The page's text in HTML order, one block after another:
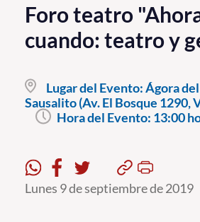
PUCV Internacional
Vinculación con el Medio
Admisión
Pregrado
Formación Continua
Foro teatro
cuando: teatro y
Lugar del Evento:Ágora
Sausalito (Av. El Bosque 1290,
Hora del Evento: 13:00
Lunes 9 de septiembre de 2019